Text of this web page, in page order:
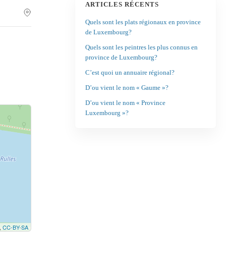
CC-BY-SA
ARTICLES RÉCENTS
Quels sont les plats régionaux en province
de Luxembourg?
Quels sont les peintres les plus connus en
province de Luxembourg?
C’est quoi un annuaire régional?
D’ou vient le nom « Gaume »?
D’ou vient le nom « Province
Luxembourg »?